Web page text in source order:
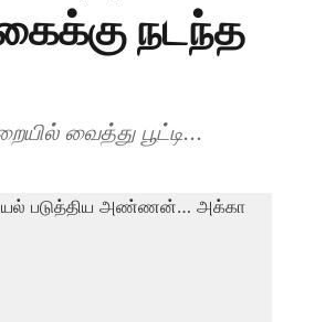
நடந்த
வைத்து பூட்டி...